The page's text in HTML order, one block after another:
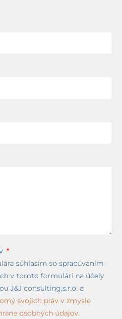
súhlasím so spracúvaním
v tomto formulári na účely
J&J consulting,s.r.o. a
svojich práv v zmysle
osobných údajov.